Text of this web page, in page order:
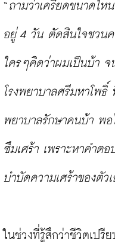
“ ถามว่าเครียดขนาดไห
อยู่ 4 วัน ตัดสินใจชวน
ใครๆคิดว่าผมเป็นบ้า จ
โรงพยาบาลศรีมหาโพธิ์
พยาบาลรักษาคนบ้า พอ
ซึมเศร้า เพราะหาคำต
บำบัดความเศร้าของตัวเ
ในช่วงที่รู้สึกว่าชีวิตเปรี